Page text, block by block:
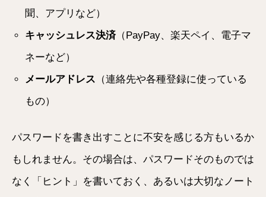
聞、アプリなど）
キャッシュレス決済（PayPay、楽天ペイ、電子マ
ネーなど）
メールアドレス （連絡先や各種登録に使っている
もの）
パスワードを書き出すことに不安を感じる方もいるか
もしれません。その場合は、パスワードそのものでは
なく「ヒント」を書いておく、あるいは大切なノート